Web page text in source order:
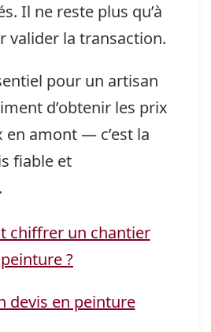
Il ne reste plus qu’à
valider la transaction.
pour un artisan
d’obtenir les prix
en amont — c’est la
fiable et
chiffrer un chantier
peinture ?
devis en peinture